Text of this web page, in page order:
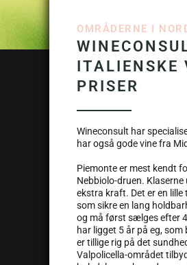
OMRÅDERNE I
ITALIENSKE
PRISER
Wineconsult har
har også gode vine fra
Piemonte er mest kendt
Nebbiolo-druen.
ekstra kraft. Det er en
som sikre en lang
og må først sælges efter 4
har ligget 5 år på eg,
er tillige rig på det
Valpolicella-området